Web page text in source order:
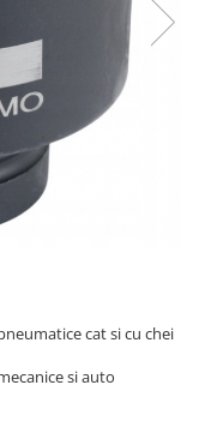
cat si cu chei
si auto